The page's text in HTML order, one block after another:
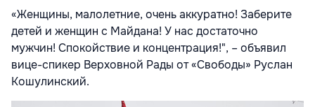
«Женщины, малолетние, очень аккуратно! Заберите
детей и женщин с Майдана! У нас достаточно
мужчин! Спокойствие и концентрация!", – объявил
вице-спикер Верховной Рады от «Свободы» Руслан
Кошулинский.